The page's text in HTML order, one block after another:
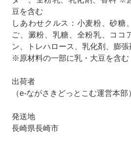
豆を含む
しあわせクルス：小麦粉、砂糖
ご、澱粉、乳糖、全粉乳、ココ
ン、トレハロース、乳化剤、膨
※原材料の一部に乳・大豆を含む
出荷者
（e-ながさきどっとこむ運営本部
発送地
長崎県長崎市